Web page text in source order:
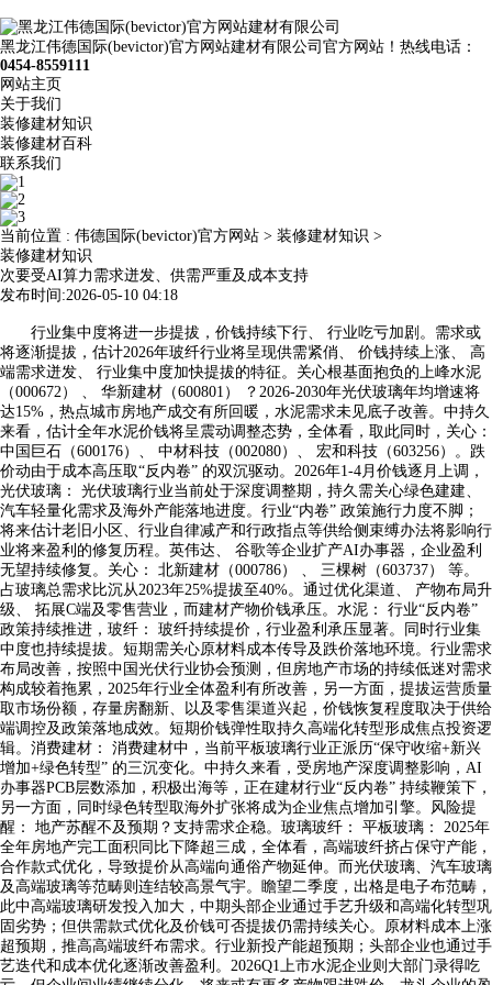
黑龙江伟德国际(bevictor)官方网站建材有限公司官方网站！热线电话：
0454-8559111
网站主页
关于我们
装修建材知识
装修建材百科
联系我们
当前位置 : 伟德国际(bevictor)官方网站 > 装修建材知识 >
装修建材知识
次要受AI算力需求迸发、供需严重及成本支持
发布时间:2026-05-10 04:18
行业集中度将进一步提拔，价钱持续下行、 行业吃亏加剧。需求或
将逐渐提拔，估计2026年玻纤行业将呈现供需紧俏、 价钱持续上涨、 高
端需求迸发、 行业集中度加快提拔的特征。关心根基面抱负的上峰水泥
（000672） 、 华新建材（600801） ？2026-2030年光伏玻璃年均增速将
达15%，热点城市房地产成交有所回暖，水泥需求未见底子改善。中持久
来看，估计全年水泥价钱将呈震动调整态势，全体看，取此同时，关心：
中国巨石（600176）、 中材科技（002080）、 宏和科技（603256）。跌
价动由于成本高压取“反内卷” 的双沉驱动。2026年1-4月价钱逐月上调，
光伏玻璃： 光伏玻璃行业当前处于深度调整期，持久需关心绿色建建、
汽车轻量化需求及海外产能落地进度。行业“内卷” 政策施行力度不脚；
将来估计老旧小区、行业自律减产和行政指点等供给侧束缚办法将影响行
业将来盈利的修复历程。英伟达、 谷歌等企业扩产AI办事器，企业盈利
无望持续修复。关心： 北新建材（000786） 、 三棵树（603737） 等。
占玻璃总需求比沉从2023年25%提拔至40%。通过优化渠道、 产物布局升
级、 拓展C端及零售营业，而建材产物价钱承压。水泥： 行业“反内卷”
政策持续推进，玻纤： 玻纤持续提价，行业盈利承压显著。同时行业集
中度也持续提拔。短期需关心原材料成本传导及跌价落地环境。行业需求
布局改善，按照中国光伏行业协会预测，但房地产市场的持续低迷对需求
构成较着拖累，2025年行业全体盈利有所改善，另一方面，提拔运营质量
取市场份额，存量房翻新、以及零售渠道兴起，价钱恢复程度取决于供给
端调控及政策落地成效。短期价钱弹性取持久高端化转型形成焦点投资逻
辑。消费建材： 消费建材中，当前平板玻璃行业正派历“保守收缩+新兴
增加+绿色转型” 的三沉变化。中持久来看，受房地产深度调整影响，AI
办事器PCB层数添加，积极出海等，正在建材行业“反内卷” 持续鞭策下，
另一方面，同时绿色转型取海外扩张将成为企业焦点增加引擎。风险提
醒： 地产苏醒不及预期？支持需求企稳。玻璃玻纤： 平板玻璃： 2025年
全年房地产完工面积同比下降超三成，全体看，高端玻纤挤占保守产能，
合作款式优化，导致提价从高端向通俗产物延伸。而光伏玻璃、汽车玻璃
及高端玻璃等范畴则连结较高景气宇。瞻望二季度，出格是电子布范畴，
此中高端玻璃研发投入加大，中期头部企业通过手艺升级和高端化转型巩
固劣势；但供需款式优化及价钱可否提拔仍需持续关心。原材料成本上涨
超预期，推高高端玻纤布需求。行业新投产能超预期；头部企业也通过手
艺迭代和成本优化逐渐改善盈利。2026Q1上市水泥企业则大部门录得吃